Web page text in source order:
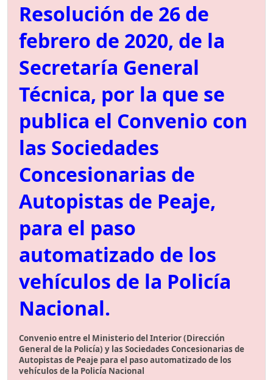
Resolución de 26 de
febrero de 2020, de la
Secretaría General
Técnica, por la que se
publica el Convenio con
las Sociedades
Concesionarias de
Autopistas de Peaje,
para el paso
automatizado de los
vehículos de la Policía
Nacional.
Convenio entre el Ministerio del Interior (Dirección
General de la Policía) y las Sociedades Concesionarias de
Autopistas de Peaje para el paso automatizado de los
vehículos de la Policía Nacional